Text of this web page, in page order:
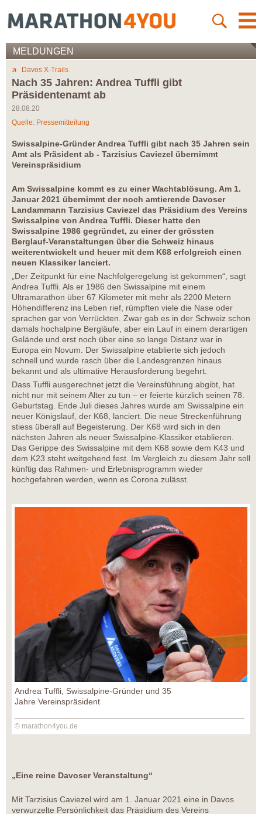
MELDUNGEN
Davos X-Trails
Nach 35 Jahren: Andrea Tuffli gibt
Präsidentenamt ab
28.08.20
Quelle: Pressemitteilung
Swissalpine-Gründer Andrea Tuffli gibt nach 35 Jahren sein
Amt als Präsident ab - Tarzisius Caviezel übernimmt
Vereinspräsidium
Am Swissalpine kommt es zu einer Wachtablösung. Am 1.
Januar 2021 übernimmt der noch amtierende Davoser
Landammann Tarzisius Caviezel das Präsidium des Vereins
Swissalpine von Andrea Tuffli. Dieser hatte den
Swissalpine 1986 gegründet, zu einer der grössten
Berglauf-Veranstaltungen über die Schweiz hinaus
weiterentwickelt und heuer mit dem K68 erfolgreich einen
neuen Klassiker lanciert.
„Der Zeitpunkt für eine Nachfolgeregelung ist gekommen“, sagt
Andrea Tuffli. Als er 1986 den Swissalpine mit einem
Ultramarathon über 67 Kilometer mit mehr als 2200 Metern
Höhendifferenz ins Leben rief, rümpften viele die Nase oder
sprachen gar von Verrückten. Zwar gab es in der Schweiz schon
damals hochalpine Bergläufe, aber ein Lauf in einem derartigen
Gelände und erst noch über eine so lange Distanz war in
Europa ein Novum. Der Swissalpine etablierte sich jedoch
schnell und wurde rasch über die Landesgrenzen hinaus
bekannt und als ultimative Herausforderung begehrt.
Dass Tuffli ausgerechnet jetzt die Vereinsführung abgibt, hat
nicht nur mit seinem Alter zu tun – er feierte kürzlich seinen 78.
Geburtstag. Ende Juli dieses Jahres wurde am Swissalpine ein
neuer Königslauf, der K68, lanciert. Die neue Streckenführung
stiess überall auf Begeisterung. Der K68 wird sich in den
nächsten Jahren als neuer Swissalpine-Klassiker etablieren.
Das Gerippe des Swissalpine mit dem K68 sowie dem K43 und
dem K23 steht weitgehend fest. Im Vergleich zu diesem Jahr soll
künftig das Rahmen- und Erlebnisprogramm wieder
hochgefahren werden, wenn es Corona zulässt.
Andrea Tuffli, Swissalpine-Gründer und 35
Jahre Vereinspräsident
© marathon4you.de
„Eine reine Davoser Veranstaltung“
Mit Tarzisius Caviezel wird am 1. Januar 2021 eine in Davos
verwurzelte Persönlichkeit das Präsidium des Vereins